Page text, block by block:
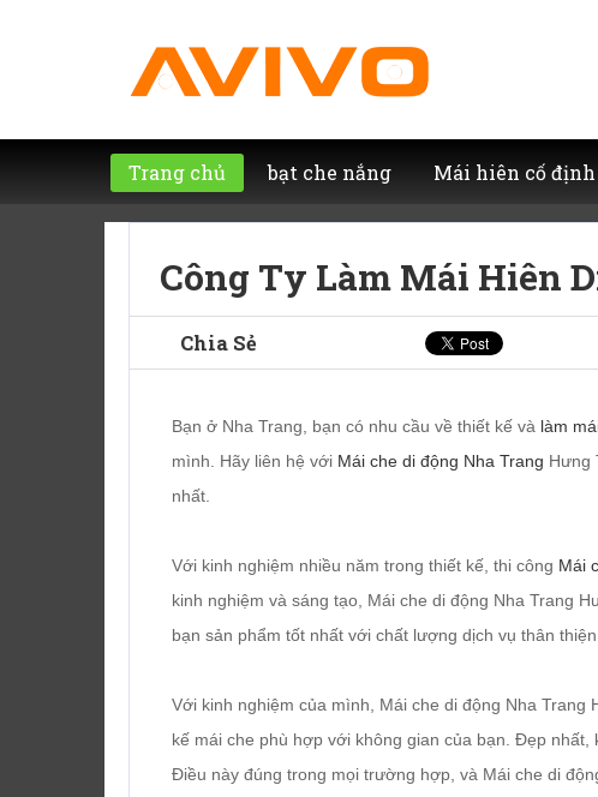
Trang chủ bạt che nắng Mái hiên cố định
Công Ty Làm Mái Hiên
Chia Sẻ
Bạn ở Nha Trang, bạn có nhu cầu về thiết kế và làm
mình. Hãy liên hệ với Mái che di động Nha Trang Hưng
nhất.
Với kinh nghiệm nhiều năm trong thiết kế, thi công Mái
kinh nghiệm và sáng tạo, Mái che di động Nha Trang
bạn sản phẩm tốt nhất với chất lượng dịch vụ thân
Với kinh nghiệm của mình, Mái che di động Nha Trang
kế mái che phù hợp với không gian của bạn. Đẹp nhất,
Điều này đúng trong mọi trường hợp, và Mái che di